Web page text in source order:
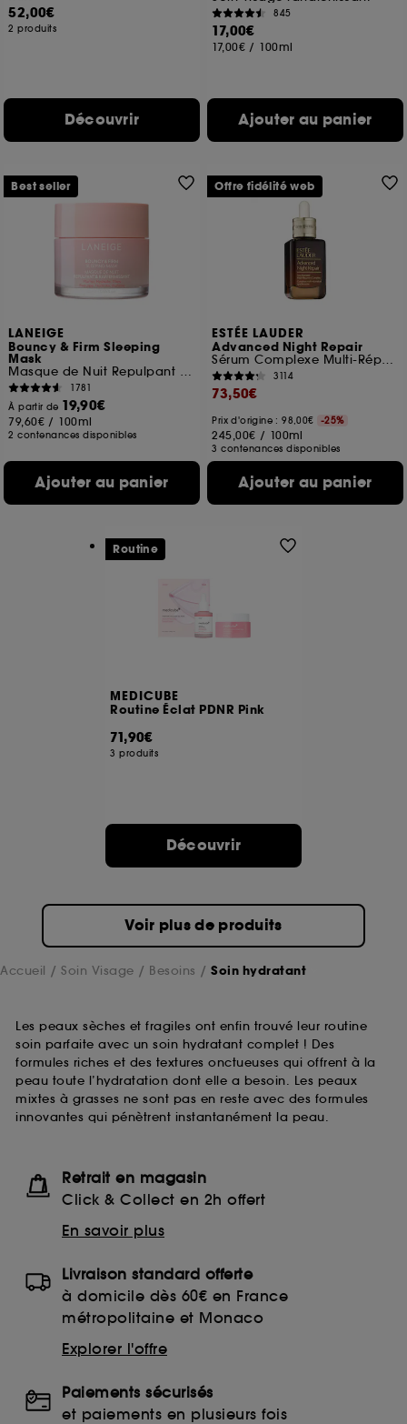
52,00€
2 produits
Découvrir
845
17,00€
17,00€ / 100ml
Ajouter au panier
LANEIGE
Bouncy & Firm Sleeping
Mask
Masque de Nuit Repulpant & Raffermissant
1781
À partir de 19,90€
79,60€ / 100ml
2 contenances disponibles
Ajouter au panier
Best seller
ESTÉE LAUDER
Advanced Night Repair
Sérum Complexe Multi-Réparation Synchronisée
3114
73,50€
Prix d'origine : 98,00€ -25%
245,00€ / 100ml
3 contenances disponibles
Ajouter au panier
Offre fidélité web
MEDICUBE
Routine Éclat PDNR Pink
71,90€
3 produits
Découvrir
Routine
Voir plus de produits
Accueil Soin Visage Besoins Soin hydratant
Les peaux sèches et fragiles ont enfin trouvé leur routine
soin parfaite avec un soin hydratant complet ! Des
formules riches et des textures onctueuses qui offrent à la
peau toute l’hydratation dont elle a besoin. Les peaux
mixtes à grasses ne sont pas en reste avec des formules
innovantes qui pénètrent instantanément la peau.
Retrait en magasin
Click & Collect en 2h offert
En savoir plus
Livraison standard offerte
à domicile dès 60€ en France
métropolitaine et Monaco
Explorer l'offre
Paiements sécurisés
et paiements en plusieurs fois